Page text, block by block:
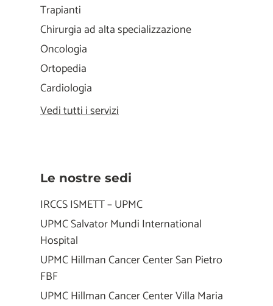
Trapianti
Chirurgia ad alta specializzazione
Oncologia
Ortopedia
Cardiologia
Vedi tutti i servizi
Le nostre sedi
IRCCS ISMETT – UPMC
UPMC Salvator Mundi International
Hospital
UPMC Hillman Cancer Center San Pietro
FBF
UPMC Hillman Cancer Center Villa Maria